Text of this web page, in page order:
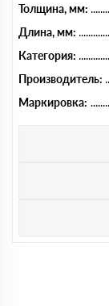
Толщина, мм:
Длина, мм:
Категория:
Производитель:
Маркировка: